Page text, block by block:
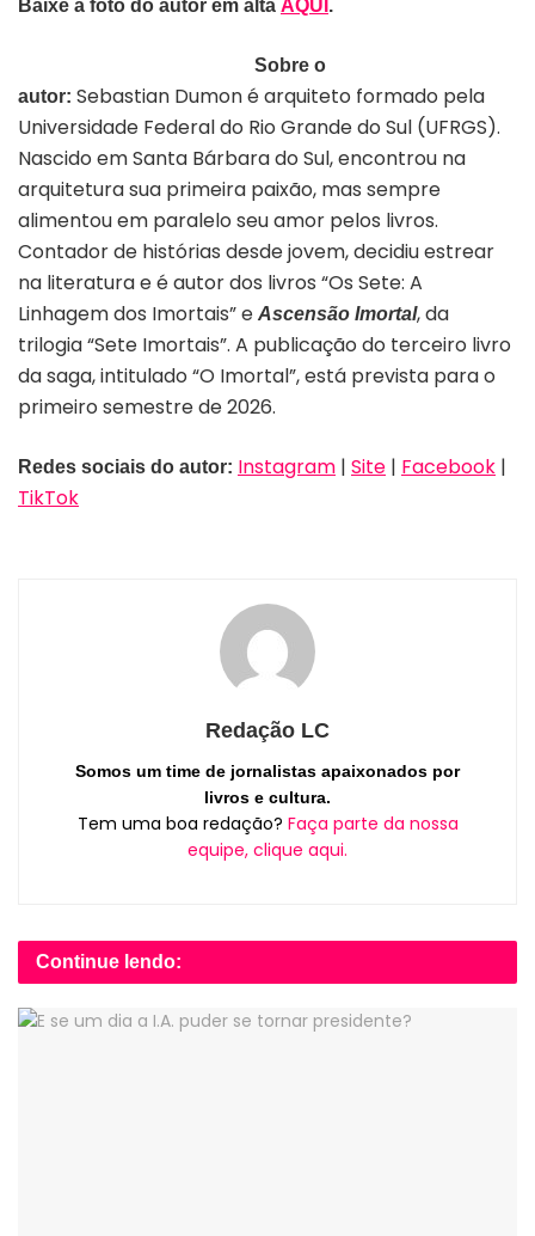
Baixe a foto do autor em alta AQUI .
Sobre o
autor: Sebastian Dumon é arquiteto formado pela
Universidade Federal do Rio Grande do Sul (UFRGS).
Nascido em Santa Bárbara do Sul, encontrou na
arquitetura sua primeira paixão, mas sempre
alimentou em paralelo seu amor pelos livros.
Contador de histórias desde jovem, decidiu estrear
na literaturaeé autor dos livros “Os Sete: A
Linhagem dos Imortais”e Ascensão Imortal, da
trilogia“Sete Imortais”. A publicação do terceiro livro
da saga, intitulado “O Imortal”, está prevista parao
primeiro semestre de 2026.
Redes sociais do autor: Instagram | Site | Facebook |
TikTok
Redação LC
Somos um time de jornalistas apaixonados por
livros e cultura.
Tem uma boa redação? Faça parte da nossa
equipe, clique aqui.
Continue lendo: